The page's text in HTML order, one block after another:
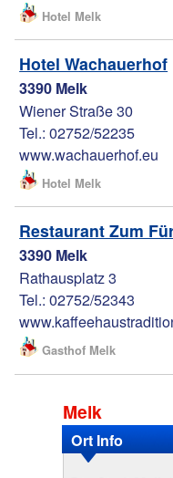
Hotel Melk
Hotel Wachauerhof
3390 Melk
Wiener Straße 30
Tel.: 02752/52235
www.wachauerhof.eu
Hotel Melk
Restaurant Zum
3390 Melk
Rathausplatz 3
Tel.: 02752/52343
Gasthof Melk
Melk
Ort Info